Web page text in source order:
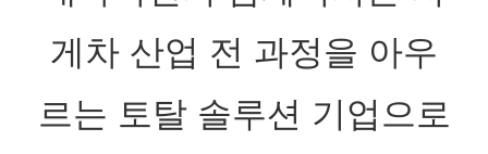
게차 산업 전 과정을 아우
르는 토탈 솔루션 기업으로